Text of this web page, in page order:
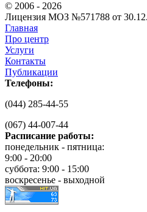
© 2006 - 2026
Лицензия МОЗ №571788 от
Главная
Про центр
Услуги
Контакты
Публикации
Телефоны:
(044) 285-44-55
(067) 44-007-44
Расписание работы:
понедельник - пятница:
9:00 - 20:00
суббота: 9:00 - 15:00
воскресенье - выходной